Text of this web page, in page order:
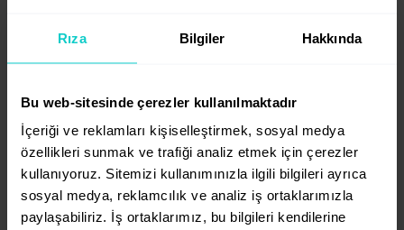
Rıza Bilgiler Hakkında
Bu web-sitesinde çerezler kullanılmaktadır
İçeriği ve reklamları kişiselleştirmek, sosyal medya
özellikleri sunmak ve trafiği analiz etmek için çerezler
kullanıyoruz. Sitemizi kullanımınızla ilgili bilgileri ayrıca
sosyal medya, reklamcılık ve analiz iş ortaklarımızla
paylaşabiliriz. İş ortaklarımız, bu bilgileri kendilerine